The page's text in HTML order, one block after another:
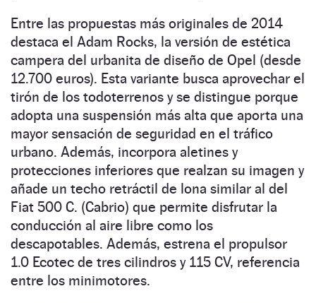
Entre las propuestas más originales de 2014
destaca el Adam Rocks, la versión de estética
campera del urbanita de diseño de Opel (desde
12.700 euros). Esta variante busca aprovechar el
tirón de los todoterrenos y se distingue porque
adopta una suspensión más alta que aporta una
mayor sensación de seguridad en el tráfico
urbano. Además, incorpora aletines y
protecciones inferiores que realzan su imagen y
añade un techo retráctil de lona similar al del
Fiat 500 C. (Cabrio) que permite disfrutar la
conducción al aire libre como los
descapotables. Además, estrena el propulsor
1.0 Ecotec de tres cilindros y 115 CV, referencia
entre los minimotores.